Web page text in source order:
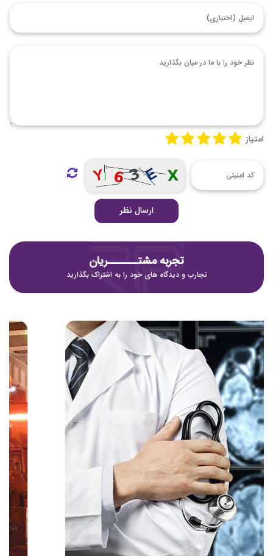
امتیاز
ارسال نظر
تجربه مشتـــــــریان
تجارب و دیدگاه های خود را به اشتراک بگذارید